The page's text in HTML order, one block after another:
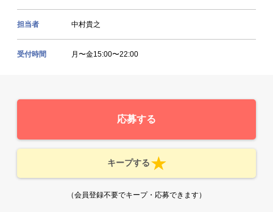
担当者 中村貴之
受付時間 月〜金15:00〜22:00
応募する
キープする
（会員登録不要でキープ・応募できます）